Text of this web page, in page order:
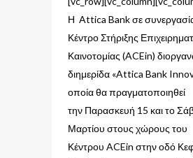
Η Attica Bank σε
Κέντρο Στήριξης
Καινοτομίας (ACEin)
διημερίδα «Attica Bank
οποία θα πραγματοποιηθεί
την Παρασκευή 15 και το
Μαρτίου στους χώρους του
Κέντρου ACEin στην οδό